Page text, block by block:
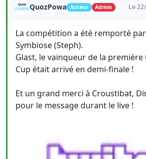
QuozPowa Auteur Admin Le
La compétition a été remporté
Symbiose (Steph).
Glast, le vainqueur de la première
Cup était arrivé en demi-finale !
Et un grand merci à Croustibat,
pour le message durant le live !